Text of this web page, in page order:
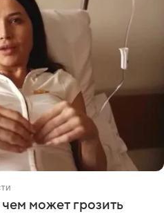
может грозить